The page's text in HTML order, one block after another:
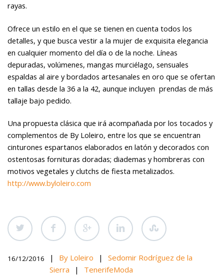
rayas.
Ofrece un estilo en el que se tienen en cuenta todos los
detalles, y que busca vestir a la mujer de exquisita elegancia
en cualquier momento del día o de la noche. Líneas
depuradas, volúmenes, mangas murciélago, sensuales
espaldas al aire y bordados artesanales en oro que se ofertan
en tallas desde la 36 a la 42, aunque incluyen prendas de más
tallaje bajo pedido.
Una propuesta clásica que irá acompañada por los tocados y
complementos de By Loleiro, entre los que se encuentran
cinturones espartanos elaborados en latón y decorados con
ostentosas fornituras doradas; diademas y hombreras con
motivos vegetales y clutchs de fiesta metalizados.
http://www.byloleiro.com
16/12/2016 | By Loleiro |
Sedomir Rodríguez de la
Sierra
| TenerifeModa